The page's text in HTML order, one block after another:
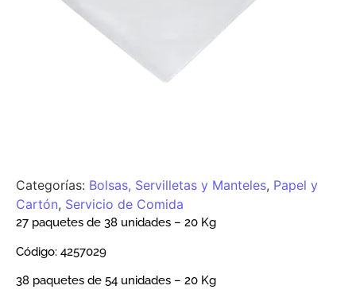
Categorías: Bolsas, Servilletas y Manteles, Papel y
Cartón, Servicio de Comida
27 paquetes de 38 unidades – 20 Kg
Código: 4257029
38 paquetes de 54 unidades – 20 Kg